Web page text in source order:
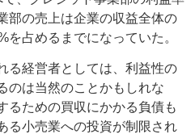
部の売上は企業の収益全体の
占めるまでになっていた。
経営者としては、利益性の
のは当然のことかもしれな
るための買収にかかる負債も
る小売業への投資が制限され